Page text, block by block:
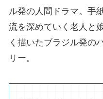
ル発の人間ドラマ。手
流を深めていく老人と
く描いたブラジル発の
リー。